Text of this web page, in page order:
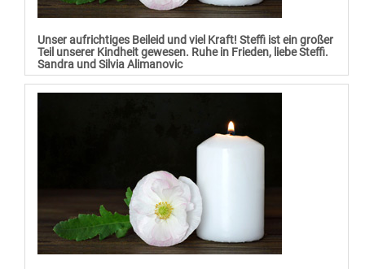
Unser aufrichtiges Beileid und viel Kraft! Steffi ist ein großer
Teil unserer Kindheit gewesen. Ruhe in Frieden, liebe Steffi.
Sandra und Silvia Alimanovic